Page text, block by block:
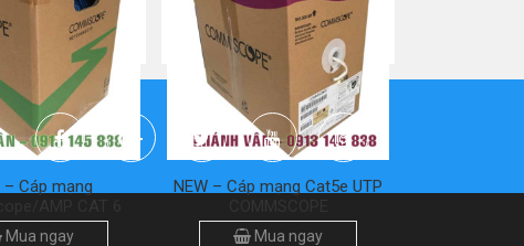
– Cáp mạng
Mua ngay
NEW – Cáp mạng Cat5e UTP
Mua ngay